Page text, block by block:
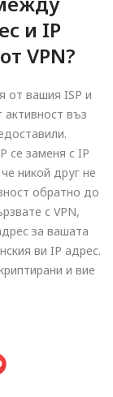
и IP
VPN?
от вашия ISP и
въз
се заменя с IP
никой друг не
обратно до
с VPN,
за вашата
ви IP адрес.
и вие